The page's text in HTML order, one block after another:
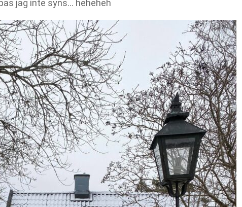
jag inte syns… heheheh